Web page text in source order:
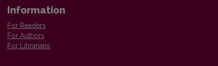
Information
For Readers
For Authors
For Librarians